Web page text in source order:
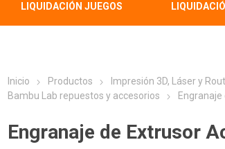
LIQUIDACIÓN JUEGOS
Inicio Productos Impresión 3D, Láser y
Bambu Lab repuestos y accesorios
Engranaje de Extrusor